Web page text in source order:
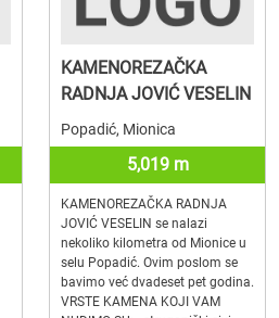
KAMENOREZAČKA
RADNJA JOVIĆ VESELIN
Popadić, Mionica
5,019 m
KAMENOREZAČKA RADNJA
JOVIĆ VESELIN se nalazi
nekoliko kilometra od Mionice u
selu Popadić. Ovim poslom se
bavimo već dvadeset pet godina.
VRSTE KAMENA KOJI VAM